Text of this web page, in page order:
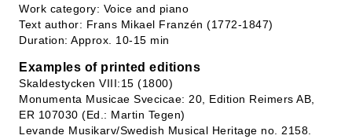
Work category: Voice and piano
Text author: Frans Mikael Franzén (1772-1847)
Duration: Approx. 10-15 min
Examples of printed editions
Skaldestycken VIII:15 (1800)
Monumenta Musicae Svecicae: 20, Edition Reimers AB,
ER 107030 (Ed.: Martin Tegen)
Levande Musikarv/Swedish Musical Heritage no. 2158.